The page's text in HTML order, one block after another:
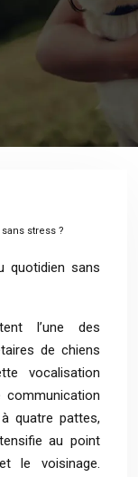
stress ?
quotidien sans
l’une des
de chiens
vocalisation
quatre pattes,
au point
le voisinage.